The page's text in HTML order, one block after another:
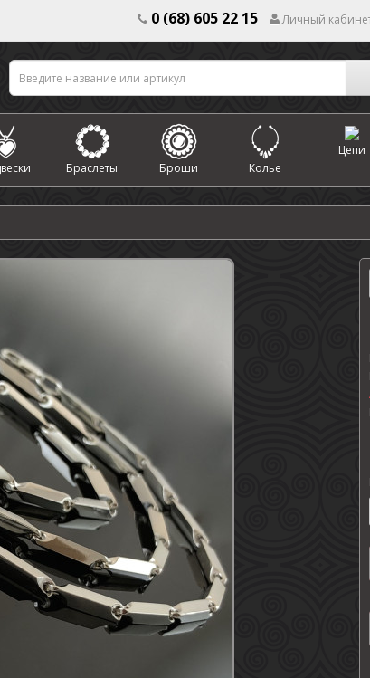
0 (68) 605 22 15 Личный
Браслеты Броши Колье
Цепи